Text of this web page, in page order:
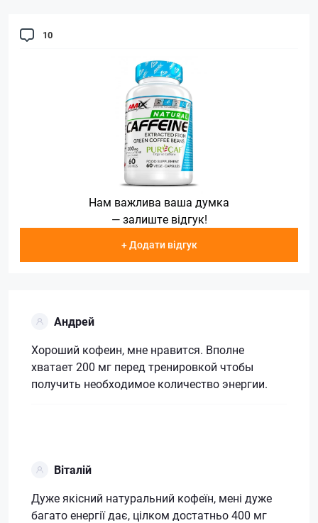
10
Нам важлива ваша думка
— залиште відгук!
+ Додати відгук
Андрей
Хороший кофеин, мне нравится. Вполне
хватает 200 мг перед тренировкой чтобы
получить необходимое количество энергии.
Віталій
Дуже якісний натуральний кофеїн, мені дуже
багато енергії дає, цілком достатньо 400 мг